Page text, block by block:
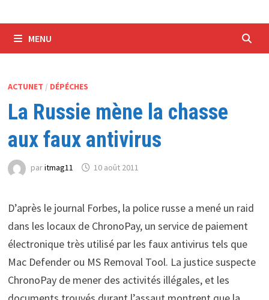
MENU
ACTUNET / DÉPÉCHES
La Russie mène la chasse
aux faux antivirus
paritmag11 10 août 2011
D’après le journal Forbes, la police russe a mené un raid
dans les locaux de ChronoPay, un service de paiement
électronique très utilisé par les faux antivirus tels que
Mac Defender ou MS Removal Tool. La justice suspecte
ChronoPay de mener des activités illégales, et les